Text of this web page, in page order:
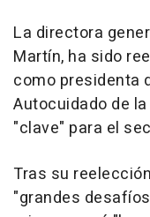
La directora
Martín, ha sido
como presidenta
Autocuidado de
"clave" para el
Tras su
"grandes